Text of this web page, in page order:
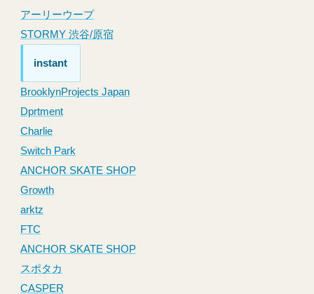
アーリーウープ
STORMY 渋谷/原宿
instant
BrooklynProjects Japan
Dprtment
Charlie
Switch Park
ANCHOR SKATE SHOP
Growth
arktz
FTC
ANCHOR SKATE SHOP
スポタカ
CASPER